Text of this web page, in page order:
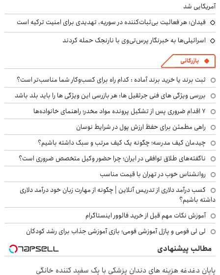
آمریکایی شد
فیدان: هر فعالیت بی‌ثبات‌کننده در سوریه، تهدیدی برای امنیت ترکیه است
اسرائیلی‌ها به خبرنگار پرس‌تی‌وی با نارنجک حمله کردند
بازرگانی
ثبت برند یا خرید برند آماده : کدام راه برای کسب‌وکار شما مناسب‌تر است؟
بررسی ویژگی های فنی جرثقیل ها: هر بازرسی این ویژگی ها را باید بلد باشد
۷ اقدام ضروری پس از تشکیل پرونده مواد مخدر؛ راهنمای خانواده‌ها
راهی مطمئن برای حفظ ارزش پول در شرایط نوسان
چیدمان کیف مدرسه؛ چگونه یک کیف مرتب و سبک داشته باشیم؟
ناگفته‌های طلاق توافقی در ایران؛ چرا حضور وکیل متخصص ضروری است؟
روانشناس خوب در تهران با قیمت مناسب
کسب درآمد دلاری از تدریس آنلاین | چگونه از مهارت زبان خود درآمد دلاری
داشته باشیم؟
آموزش نکات مهم قبل از خرید فالوور اینستاگرام
لی لی فومی و پازل آموزشی فومی؛ بازی آموزشی جذاب برای رشد کودکان
مطالب پیشنهادی
پایان دغدغه هزینه های دندان پزشکی با پک سفید کننده خانگی